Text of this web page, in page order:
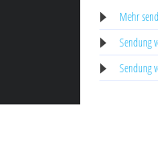
Mehr
Sendung
Sendung